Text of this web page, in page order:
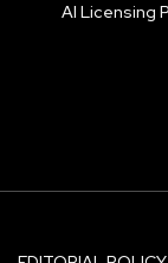
AI Licensing